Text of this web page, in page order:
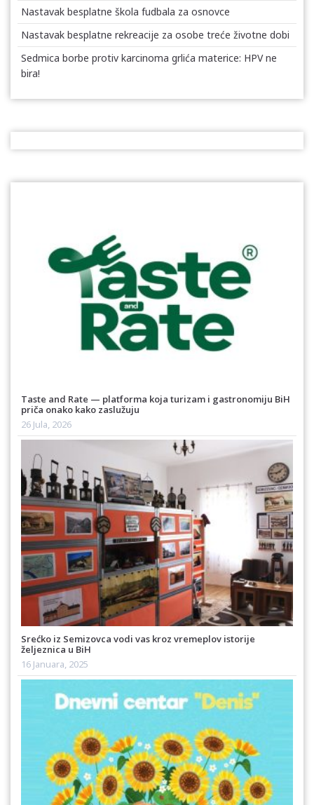
Nastavak besplatne škola fudbala za osnovce
Nastavak besplatne rekreacije za osobe treće životne dobi
Sedmica borbe protiv karcinoma grlića materice: HPV ne
bira!
Taste and Rate — platforma koja turizam i gastronomiju BiH
priča onako kako zaslužuju
26 Jula, 2026
Srećko iz Semizovca vodi vas kroz vremeplov istorije
željeznica u BiH
16 Januara, 2025